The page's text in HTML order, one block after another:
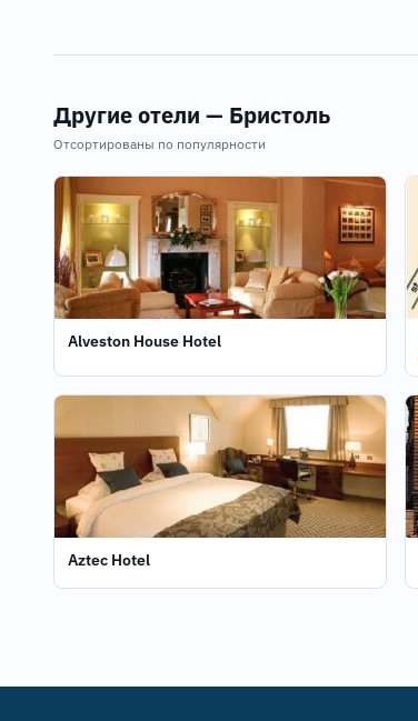
Другие отели — Бристоль
Отсортированы по популярности
Alveston House Hotel
Aztec Hotel